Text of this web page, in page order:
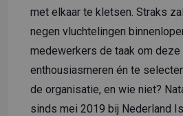
met elkaar te kletsen. Straks
negen vluchtelingen
medewerkers de taak om deze
enthousiasmeren én te
de organisatie, en wie niet?
sinds mei 2019 bij Nederland